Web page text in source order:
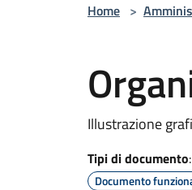
Home >
Illustrazione
Tipi di documento:
Documento